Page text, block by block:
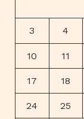
3 4
10 11
17 18
24 25